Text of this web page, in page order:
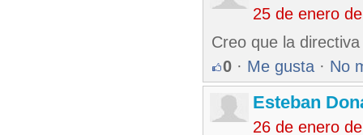
25 de enero
Creo que la
0 · Me gusta · No
Esteban
26 de enero